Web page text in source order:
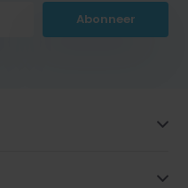
Abonneer